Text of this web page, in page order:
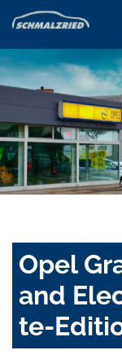
Opel
and
te-